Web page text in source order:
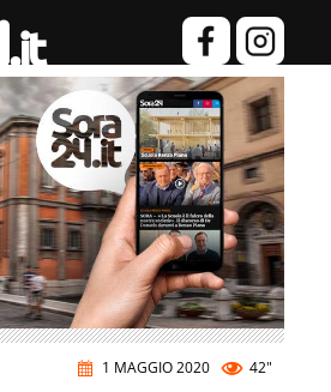
1 MAGGIO 2020 42"